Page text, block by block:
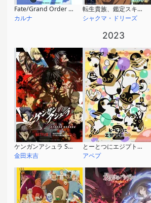
Fate/Grand Order 藤丸立香はわからない Season2
カルナ
転生貴族、鑑定スキルで成り上がる 第2期
シャクマ・ドリーズ
2023
ケンガンアシュラ Season2
金田末吉
とーとつにエジプト神 2
アペプ